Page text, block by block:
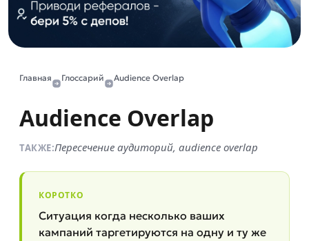
Главная Глоссарий Audience Overlap
Audience Overlap
ТАКЖЕ:Пересечение аудиторий, audience overlap
КОРОТКО
Ситуация когда несколько ваших
кампаний таргетируются на одну и ту же